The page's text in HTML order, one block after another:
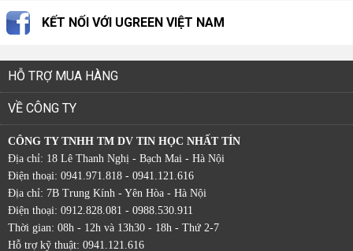
KẾT NỐI VỚI UGREEN VIỆT NAM
HỖ TRỢ MUA HÀNG
VỀ CÔNG TY
CÔNG TY TNHH TM DV TIN HỌC NHẤT TÍN
Địa chỉ: 18 Lê Thanh Nghị - Bạch Mai - Hà Nội
Điện thoại: 0941.971.818 - 0941.121.616
Địa chỉ: 7B Trung Kính - Yên Hòa - Hà Nội
Điện thoại: 0912.828.081 - 0988.530.911
Thời gian: 08h - 12h và 13h30 - 18h - Thứ 2-7
Hỗ trợ kỹ thuật: 0941.121.616